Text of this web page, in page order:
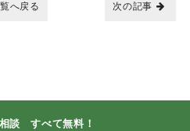
次の記事
へ戻る
談 すべて無料！